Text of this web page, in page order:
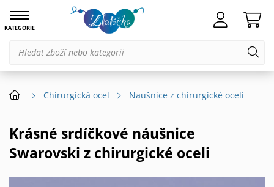
KATEGORIE
Chirurgická ocel Naušnice z chirurgické oceli
Krásné srdíčkové náušnice
Swarovski z chirurgické oceli